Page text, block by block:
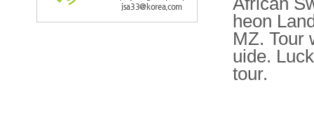
jsa33@korea.com
heon
MZ. Tour
uide.
tour.